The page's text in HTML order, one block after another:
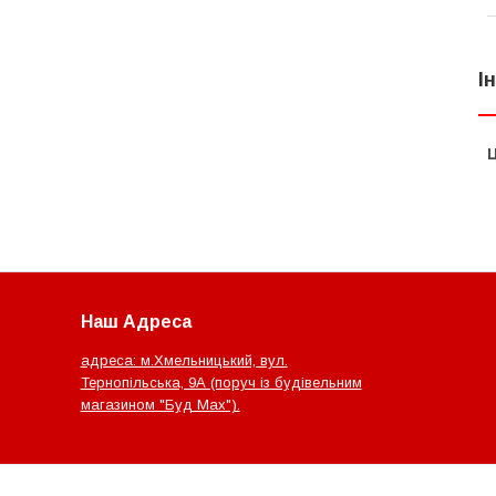
Наш Адреса
адреса: м.Хмельницький, вул.
Тернопільська, 9А (поруч із будівельним
магазином "Буд Мах").